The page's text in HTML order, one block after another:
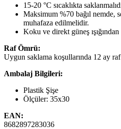
15-20 °C sıcaklıkta
Maksimum %70 bağıl nemde,
muhafaza edilmelidir.
Koku ve direkt güneş ışığından
Raf Ömrü:
Uygun saklama koşullarında 12 ay
Ambalaj Bilgileri:
Plastik Şişe
Ölçüler: 35x30
EAN:
8682897283036